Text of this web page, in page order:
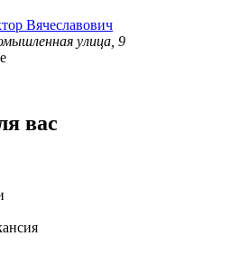
Вячеславович
улица, 9
вас